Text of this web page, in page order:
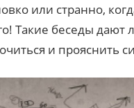
или странно,
Такие беседы
и прояснить